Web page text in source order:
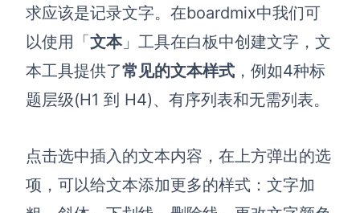
客户案例
企业版申请试用
满足企业级团队协作和管理需求
帮助支持
帮助中心
求应该是记录文字。在boardmix中我们可
以使用「 文本」工具在白板中创建文字，文
本工具提供了常见的文本样式 ，例如4种标
题层级(H1 到 H4)、有序列表和无需列表。
点击选中插入的文本内容，在上方弹出的选
项，可以给文本添加更多的样式：文字加